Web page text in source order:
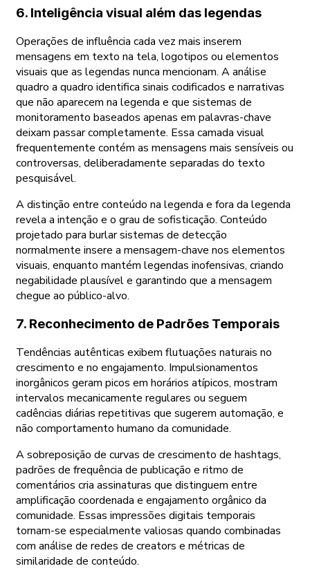
6. Inteligência visual além das legendas
Operações de influência cada vez mais inserem
mensagens em texto na tela, logotipos ou elementos
visuais que as legendas nunca mencionam. A análise
quadro a quadro identifica sinais codificados e narrativas
que não aparecem na legenda e que sistemas de
monitoramento baseados apenas em palavras-chave
deixam passar completamente. Essa camada visual
frequentemente contém as mensagens mais sensíveis ou
controversas, deliberadamente separadas do texto
pesquisável.
A distinção entre conteúdo na legenda e fora da legenda
revela a intenção e o grau de sofisticação. Conteúdo
projetado para burlar sistemas de detecção
normalmente insere a mensagem-chave nos elementos
visuais, enquanto mantém legendas inofensivas, criando
negabilidade plausível e garantindo que a mensagem
chegue ao público-alvo.
7. Reconhecimento de Padrões Temporais
Tendências autênticas exibem flutuações naturais no
crescimento e no engajamento. Impulsionamentos
inorgânicos geram picos em horários atípicos, mostram
intervalos mecanicamente regulares ou seguem
cadências diárias repetitivas que sugerem automação, e
não comportamento humano da comunidade.
A sobreposição de curvas de crescimento de hashtags,
padrões de frequência de publicação e ritmo de
comentários cria assinaturas que distinguem entre
amplificação coordenada e engajamento orgânico da
comunidade. Essas impressões digitais temporais
tornam-se especialmente valiosas quando combinadas
com análise de redes de creators e métricas de
similaridade de conteúdo.